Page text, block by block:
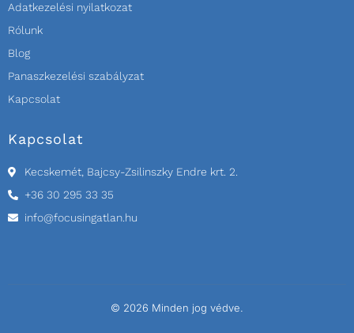
Adatkezelési nyilatkozat
Rólunk
Blog
Panaszkezelési szabályzat
Kapcsolat
Kapcsolat
Kecskemét, Bajcsy-Zsilinszky Endre krt. 2.
+36 30 295 33 35
info@focusingatlan.hu
© 2026 Minden jog védve.